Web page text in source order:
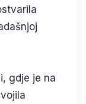
gdje je na